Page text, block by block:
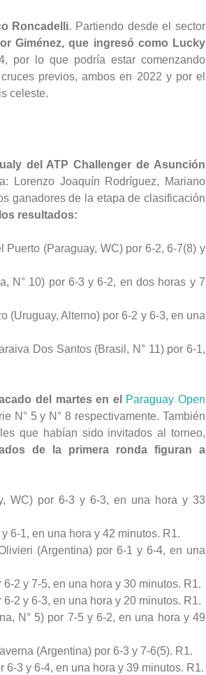
Roncadelli. Partiendo desde el sector
Giménez, que ingresó como Lucky
por lo que podría estar comenzando
previos, ambos en 2022 y por el
celeste.
del ATP Challenger de Asunción
Lorenzo Joaquín Rodríguez, Mariano
ganadores de la etapa de clasificación
resultados:
(Paraguay, WC) por 6-2, 6-7(8) y
N° 10) por 6-3 y 6-2, en dos horas y 7
(Uruguay, Alterno) por 6-2 y 6-3, en una
Dos Santos (Brasil, N° 11) por 6-1,
del martes en el Paraguay Open
N° 5 y N° 8 respectivamente. También
que habían sido invitados al torneo,
de la primera ronda figuran a
WC) por 6-3 y 6-3, en una hora y 33
6-1, en una hora y 42 minutos. R1.
(Argentina) por 6-1 y 6-4, en una
2 y 7-5, en una hora y 30 minutos. R1.
2 y 6-3, en una hora y 20 minutos. R1.
N° 5) por 7-5 y 6-2, en una hora y 49
(Argentina) por 6-3 y 7-6(5). R1.
6-3 y 6-4, en una hora y 39 minutos. R1.